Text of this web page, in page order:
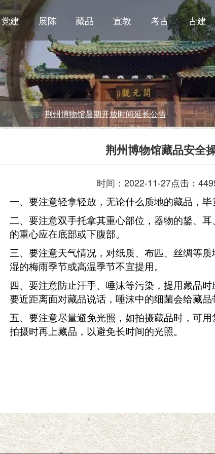
党建 展陈 藏品 宣教 考古 古建
荆州博物馆暑期开放时间延长公告
荆州博物馆藏品安全
时间：2022-11-27点击：
一、要注意轻拿轻放，无论什么质地的藏品，毕
二、要注意双手托拿其重心部位，器物的鋬、
的重心应在底部或下腹部。
三、要注意天气情况，对纸质、布匹、丝绸等
湿的梅雨季节或高温季节不宜提用。
四、要注意防止汗手、唾沫等污染，提用藏品
要近距离面对藏品说话，唾沫中的细菌会给藏品
五、要注意尽量避免光照，如拍摄藏品时，可
拍摄时再上藏品，以避免长时间的光照。